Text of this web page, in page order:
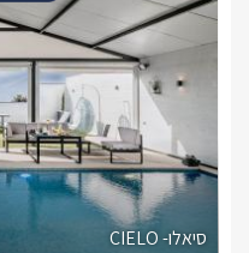
סיאלו- CIELO